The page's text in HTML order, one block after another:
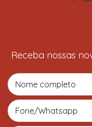
Receba nossas